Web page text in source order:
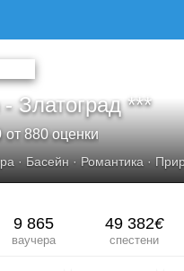
Златоград ***
от 880 оценки
· Басейн · Романтика ·
9 865
ваучера
49 382€
спестени